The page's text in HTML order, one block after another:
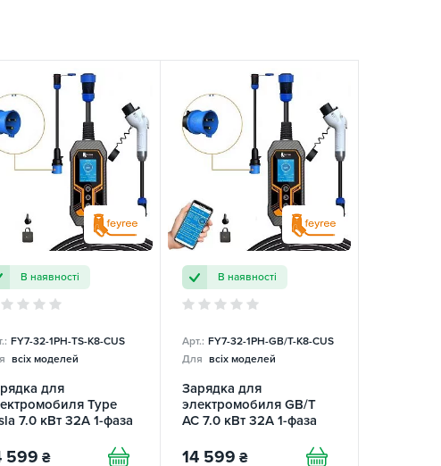
В наявності
FY7-32-1PH-TS-K8-CUS
всіх моделей
для
Type
7.0 кВт 32A 1-фаза
Version
599 ₴
В наявності
Арт.: FY7-32-1PH-GB/T-K8-CUS
Для всіх моделей
Зарядка для
электромобиля GB/T
AC 7.0 кВт 32A 1-фаза
Replaceable Version
14 599 ₴